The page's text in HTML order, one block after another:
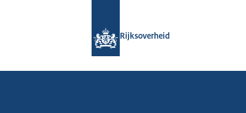
Rijksoverheid